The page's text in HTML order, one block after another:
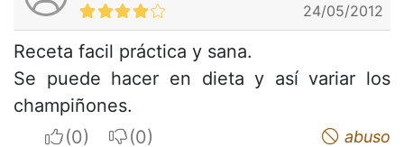
24/05/2012
Receta facil práctica y sana.
Se puede hacer en dieta y así variar los
champiñones.
I apreciateI do not appreciate abuso